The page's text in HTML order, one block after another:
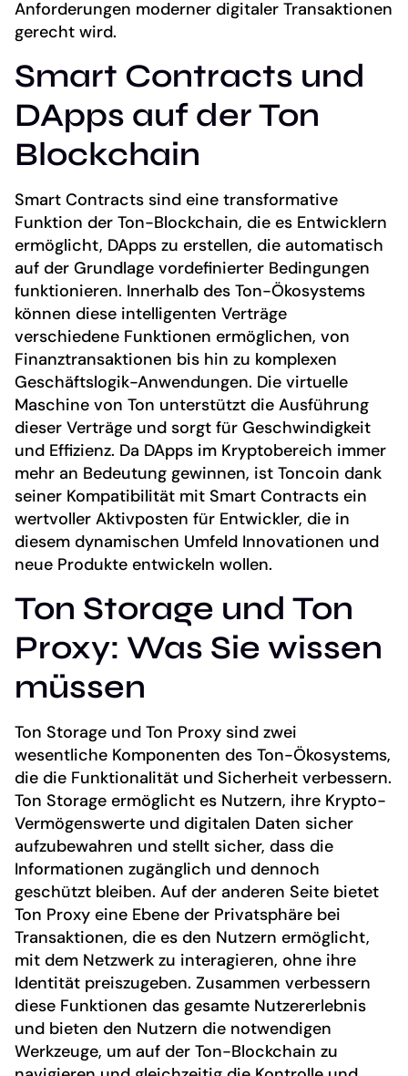
Anforderungen moderner digitaler Transaktionen
gerecht wird.
Smart Contracts und
DApps auf der Ton
Blockchain
Smart Contracts sind eine transformative
Funktion der Ton-Blockchain, die es Entwicklern
ermöglicht, DApps zu erstellen, die automatisch
auf der Grundlage vordefinierter Bedingungen
funktionieren. Innerhalb des Ton-Ökosystems
können diese intelligenten Verträge
verschiedene Funktionen ermöglichen, von
Finanztransaktionen bis hin zu komplexen
Geschäftslogik-Anwendungen. Die virtuelle
Maschine von Ton unterstützt die Ausführung
dieser Verträge und sorgt für Geschwindigkeit
und Effizienz. Da DApps im Kryptobereich immer
mehr an Bedeutung gewinnen, ist Toncoin dank
seiner Kompatibilität mit Smart Contracts ein
wertvoller Aktivposten für Entwickler, die in
diesem dynamischen Umfeld Innovationen und
neue Produkte entwickeln wollen.
Ton Storage und Ton
Proxy: Was Sie wissen
müssen
Ton Storage und Ton Proxy sind zwei
wesentliche Komponenten des Ton-Ökosystems,
die die Funktionalität und Sicherheit verbessern.
Ton Storage ermöglicht es Nutzern, ihre Krypto-
Vermögenswerte und digitalen Daten sicher
aufzubewahren und stellt sicher, dass die
Informationen zugänglich und dennoch
geschützt bleiben. Auf der anderen Seite bietet
Ton Proxy eine Ebene der Privatsphäre bei
Transaktionen, die es den Nutzern ermöglicht,
mit dem Netzwerk zu interagieren, ohne ihre
Identität preiszugeben. Zusammen verbessern
diese Funktionen das gesamte Nutzererlebnis
und bieten den Nutzern die notwendigen
Werkzeuge, um auf der Ton-Blockchain zu